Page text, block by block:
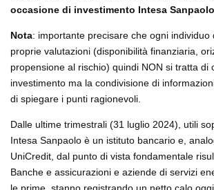
occasione di investimento Intesa
Nota: importante precisare che ogni individuo
proprie valutazioni (disponibilità finanziaria,
propensione al rischio) quindi NON si tratta di
investimento ma la condivisione di
di spiegare i punti ragionevoli.
Dalle ultime trimestrali (31 luglio 2024), utili
Intesa Sanpaolo è un istituto bancario e,
UniCredit, dal punto di vista fondamentale
Banche e assicurazioni e aziende di servizi
le prime, stanno registrando un netto calo